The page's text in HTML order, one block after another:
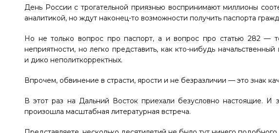
День России с трогательной приязнью воспринимают миллионы
аналитикой, но ждут наконец-то возможности получить паспорта
Но не только вопрос про паспорт, а и вопрос про статью 282 —
неприятности, но легко представить, как кто-нибудь
и дико неполиткорректных.
Впрочем, обвинение в страсти, ярости и не безразличии — это знак
В этот раз на Дальний Восток приехали безусловно настоящие.
произошла масштабная литературная встреча.